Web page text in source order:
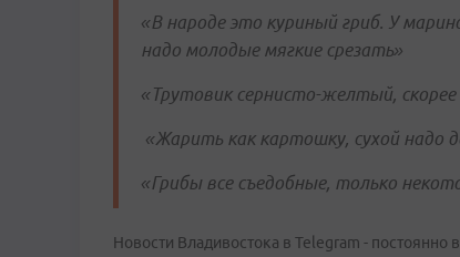
«В народе это куриный гриб. У
надо молодые мягкие срезать»
«Трутовик сернисто-желтый, скорее
«Жарить как картошку, сухой надо
«Грибы все съедобные, только
Новости Владивостока в Telegram - постоянно